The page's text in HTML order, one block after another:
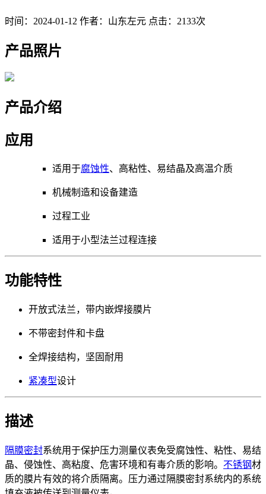
时间：2024-01-12 作者：山东左元 点击：2133次
产品照片
产品介绍
应用
适用于腐蚀性、高粘性、易结晶及高温介质
机械制造和设备建造
过程工业
适用于小型法兰过程连接
功能特性
开放式法兰，带内嵌焊接膜片
不带密封件和卡盘
全焊接结构，坚固耐用
紧凑型设计
描述
隔膜密封系统用于保护压力测量仪表免受腐蚀性、粘性、易结
晶、侵蚀性、高粘度、危害环境和有毒介质的影响。 不锈钢材
质的膜片有效的将介质隔离。压力通过隔膜密封系统内的系统